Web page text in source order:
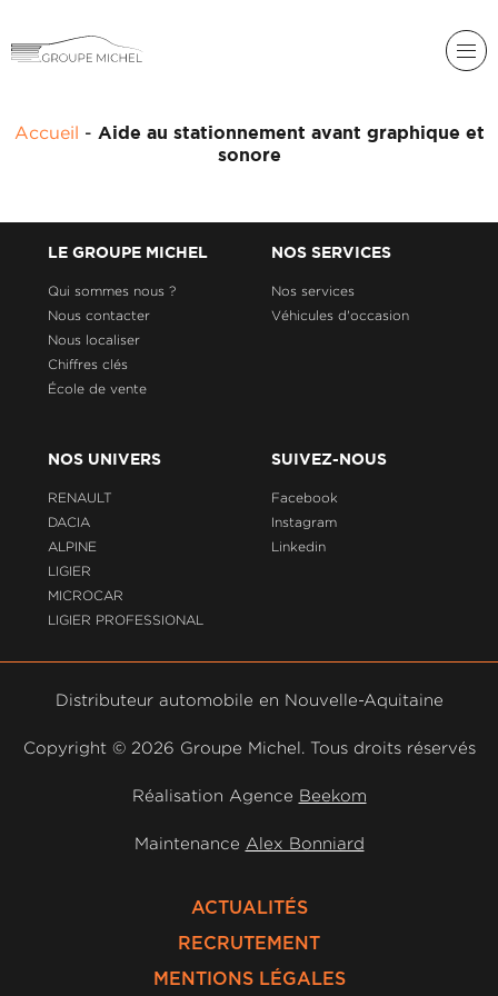
DACIA
LIGIER
PROFESSIONAL
MICHEL
HISTORIQUE
DU
MICHEL
Accueil - Aide au stationnement avant graphique et
sonore
LE GROUPE MICHEL
Qui sommes nous ?
Nous contacter
Nous localiser
Chiffres clés
École de vente
NOS SERVICES
Nos services
Véhicules d'occasion
NOS UNIVERS
RENAULT
DACIA
ALPINE
LIGIER
MICROCAR
LIGIER PROFESSIONAL
SUIVEZ-NOUS
Facebook
Instagram
Linkedin
Distributeur automobile en Nouvelle-Aquitaine
Copyright © 2026 Groupe Michel. Tous droits réservés
Réalisation Agence Beekom
Maintenance Alex Bonniard
ACTUALITÉS
RECRUTEMENT
MENTIONS LÉGALES